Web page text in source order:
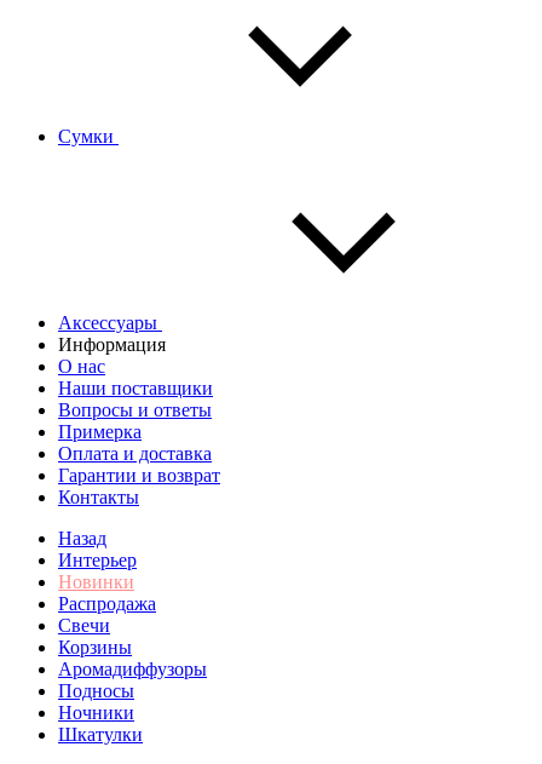
Сумки
Аксессуары
Информация
О нас
Наши поставщики
Вопросы и ответы
Примерка
Оплата и доставка
Гарантии и возврат
Контакты
Назад
Интерьер
Новинки
Распродажа
Свечи
Корзины
Аромадиффузоры
Подносы
Ночники
Шкатулки